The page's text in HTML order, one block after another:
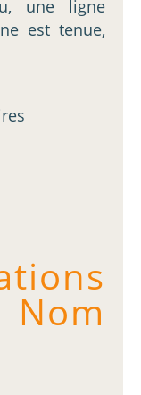
une ligne
est tenue,